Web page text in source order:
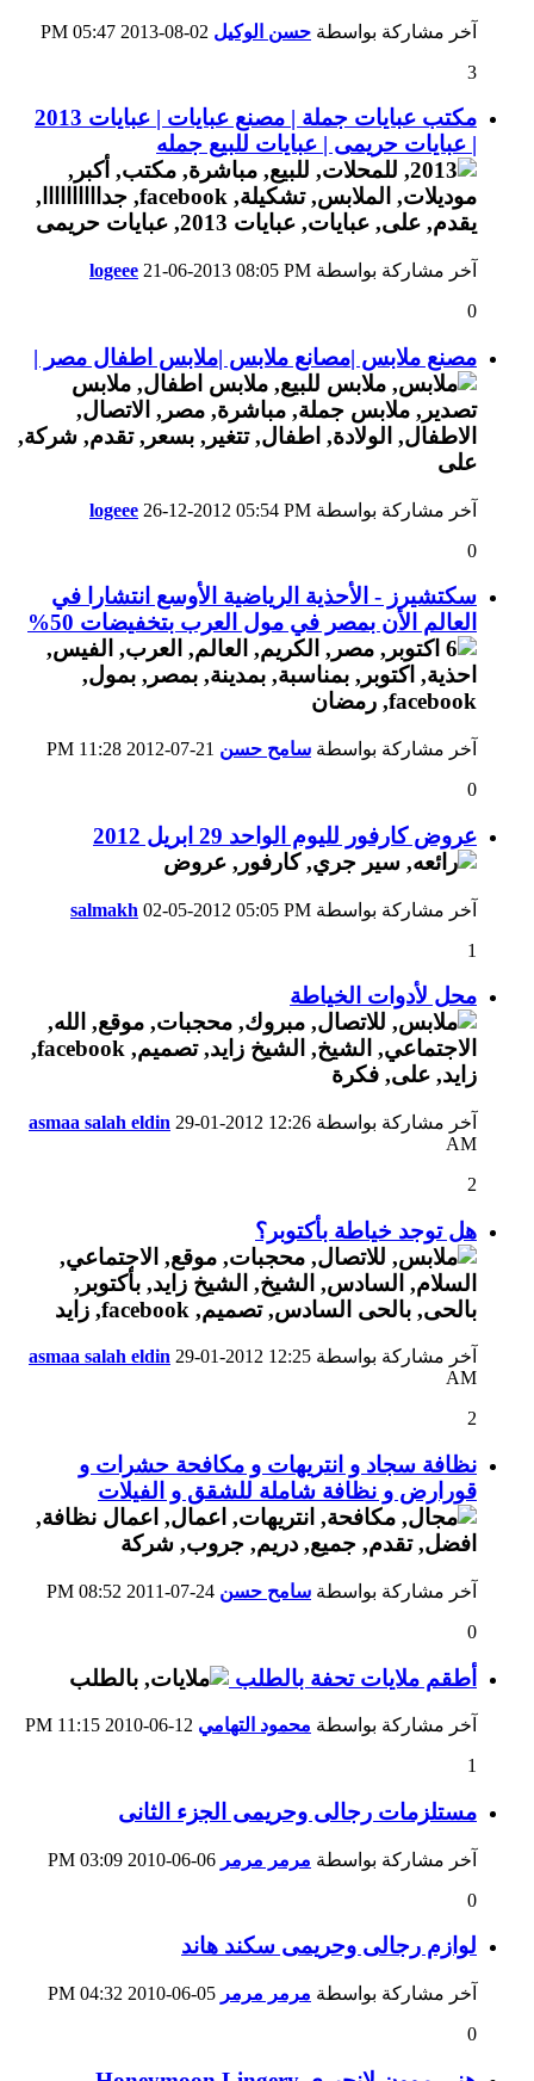
آخر مشاركة بواسطة حسن الوكيل
05:47 PM
3
مكتب عبايات جملة | مصنع عبايات | عبايات 2013
| عبايات حريمى | عبايات للبيع جمله
آخر مشاركة بواسطة logeee 21-06-2013 08:05 PM
0
مصنع ملابس |مصانع ملابس |ملابس اطفال مصر |
آخر مشاركة بواسطة logeee 26-12-2012 05:54 PM
0
سكتشيرز - الأحذية الرياضية الأوسع انتشارا في
العالم الأن بمصر في مول العرب بتخفيضات 50%
آخر مشاركة بواسطة سامح حسن
11:28 PM
0
عروض كارفور لليوم الواحد 29 ابريل 2012
آخر مشاركة بواسطة salmakh 02-05-2012 05:05 PM
1
محل لأدوات الخياطة
آخر مشاركة بواسطة asmaa salah eldin 29-01-2012 12:26
AM
2
هل توجد خياطة بأكتوبر؟
آخر مشاركة بواسطة asmaa salah eldin 29-01-2012 12:25
AM
2
نظافة سجاد و انتريهات و مكافحة حشرات و
قورارض و نظافة شاملة للشقق و الفيلات
آخر مشاركة بواسطة سامح حسن
08:52 PM
0
أطقم ملايات تحفة بالطلب
آخر مشاركة بواسطة محمود التهامي
11:15 PM
1
مستلزمات رجالى وحريمى الجزء الثانى
آخر مشاركة بواسطة مرمر مرمر
03:09 PM
0
لوازم رجالى وحريمى سكند هاند
آخر مشاركة بواسطة مرمر مرمر
04:32 PM
0